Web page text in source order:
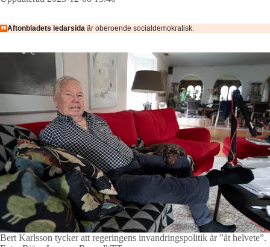
Aftonbladets ledarsida är oberoende socialdemokratisk.
Bert Karlsson tycker att regeringens invandringspolitik är ”åt helvete”.